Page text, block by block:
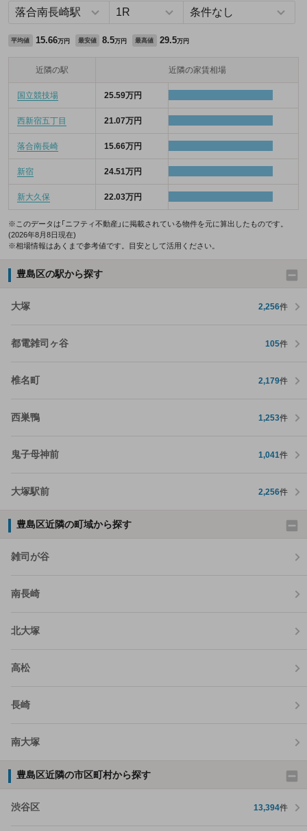
平均値 15.66万円 最安値 8.5万円 最高値 29.5万円
近隣の駅 近隣の家賃相場
国立競技場 25.59万円
西新宿五丁目 21.07万円
落合南長崎 15.66万円
新宿 24.51万円
新大久保 22.03万円
※このデータは「ニフティ不動産」に掲載されている物件を元に算出したものです。
(2026年8月8日現在)
※相場情報はあくまで参考値です。目安として活用ください。
豊島区の駅から探す
大塚 2,256件
都電雑司ヶ谷 105件
椎名町 2,179件
西巣鴨 1,253件
鬼子母神前 1,041件
大塚駅前 2,256件
豊島区近隣の町域から探す
雑司が谷
南長崎
北大塚
高松
長崎
南大塚
豊島区近隣の市区町村から探す
渋谷区 13,394件